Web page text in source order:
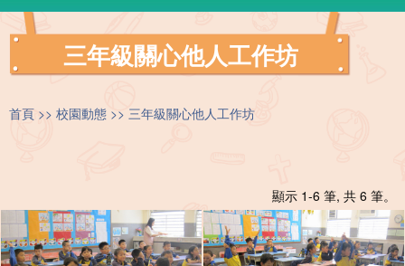
三年級關心他人工作坊
首頁 校園動態 三年級關心他人工作坊
顯示 1-6 筆, 共 6 筆。